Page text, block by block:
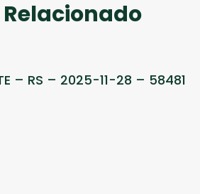
– RS – 2025-11-28 – 58481